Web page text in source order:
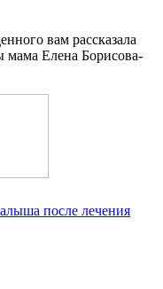
вам рассказала
мама Елена Борисова-
после лечения